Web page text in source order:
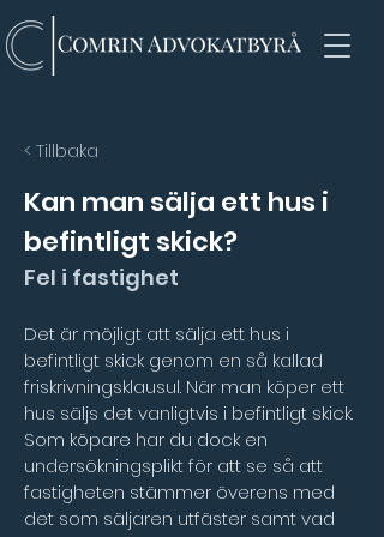
< Tillbaka
Kan man sälja ett hus i
befintligt skick?
Fel i fastighet
Det är möjligt att sälja ett hus i
befintligt skick genom en så kallad
friskrivningsklausul. När man köper ett
hus säljs det vanligtvis i befintligt skick.
Som köpare har du dock en
undersökningsplikt för att se så att
fastigheten stämmer överens med
det som säljaren utfäster samt vad